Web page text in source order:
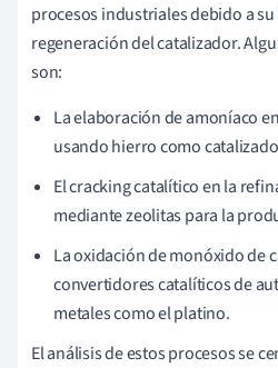
procesos industriales debido a
regeneración del catalizador.
son:
La elaboración de amoníaco
usando hierro como
El cracking catalítico en la
mediante zeolitas para la
La oxidación de monóxido de
convertidores catalíticos de
metales como el platino.
El análisis de estos procesos se